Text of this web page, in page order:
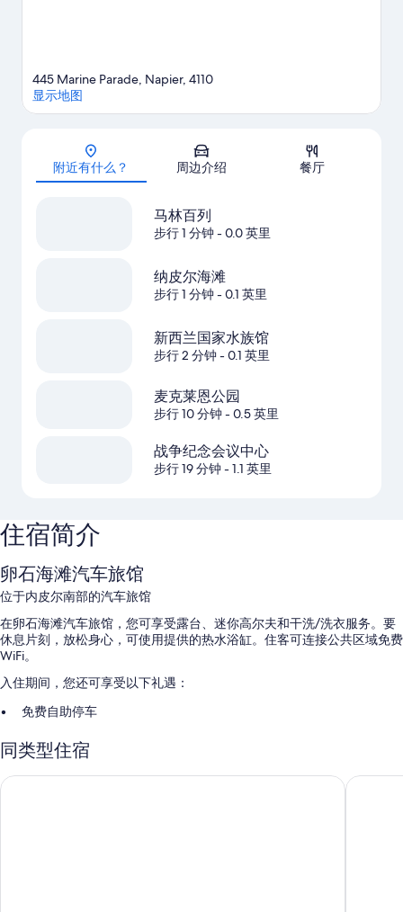
地图
445 Marine Parade, Napier, 4110
显示地图
附近有什么？ 周边介绍 餐厅
马林百列
步行 1 分钟- 0.0 英里
纳皮尔海滩
步行 1 分钟- 0.1 英里
新西兰国家水族馆
步行 2 分钟- 0.1 英里
麦克莱恩公园
步行 10 分钟- 0.5 英里
战争纪念会议中心
步行 19 分钟- 1.1 英里
住宿简介
卵石海滩汽车旅馆
位于内皮尔南部的汽车旅馆
在卵石海滩汽车旅馆，您可享受露台、迷你高尔夫和干洗/洗衣服务。要
休息片刻，放松身心，可使用提供的热水浴缸。住客可连接公共区域免费
WiFi。
入住期间，您还可享受以下礼遇：
免费自助停车
务
快速退房、保姆服务（收费）和电梯
同类型住宿
纳皮尔沙滩前汽车旅馆 快捷酒店